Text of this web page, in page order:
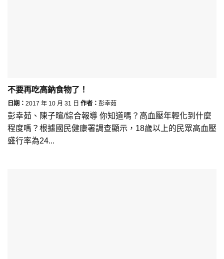
不要再吃高鈉食物了！
日期： 2017 年 10 月 31 日 作者： 彭幸茹
彭幸茹、陳子暄/綜合報導 你知道嗎？高血壓年輕化到什麼
程度嗎？根據國民健康署調查顯示，18歲以上的民眾高血壓
盛行率為24...